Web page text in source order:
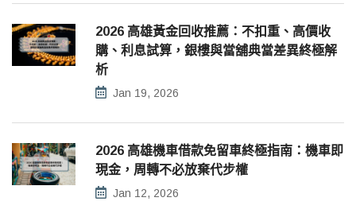
2026 高雄黃金回收推薦：不扣重、高價收
購、利息試算，銀樓與當舖典當差異終極解
析
Jan 19, 2026
2026 高雄機車借款免留車終極指南：機車即
現金，周轉不必放棄代步權
Jan 12, 2026